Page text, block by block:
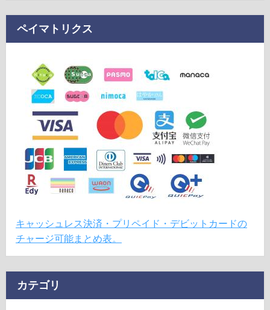
ペイマトリクス
キャッシュレス決済・プリペイド・デビットカードの
チャージ可能まとめ表。
カテゴリ